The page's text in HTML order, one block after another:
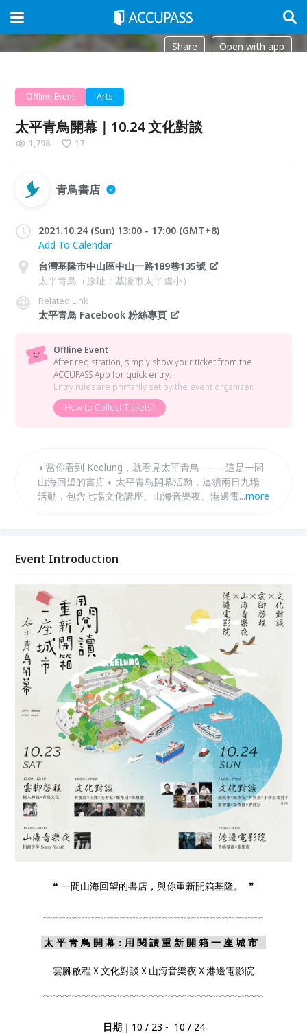
Share Open with app
Offline Event Arts
太平青鳥開幕｜10.24 文化對談
1,798 17
青鳥書店
2021.10.24 (Sun) 13:00 - 17:00 (GMT+8)
Add To Calendar
台灣基隆市中山區中山一路189巷135號
太平青鳥（原址：基隆市太平國小）
Related Link
太平青鳥 Facebook 粉絲專頁
Offline Event
After registration, simply show your ticket from the
ACCUPASS App for quick entry.
Entry rules are primarily set by the event organizer.
How to Collect Tickets?
◑ 當你看到 Keelung，就看見太平青鳥 —— 這是一間
山海回望的書店​​​ ◐ 太平青鳥開幕活動，連續兩日九場
活動，包含七場文化講座、山海音樂夜、港邊電影院，
...more
Event Introduction
❝ 一間山海回望的書店，與你重新開箱基隆。 ❞
﹏﹏﹏﹏﹏﹏﹏﹏﹏﹏﹏﹏​​﹏﹏﹏﹏﹏﹏​​﹏﹏﹏﹏﹏
太 平 青 鳥 開 幕：用 閱 讀 重 新 開 箱 一 座 城 市
雲腳啟程Ｘ文化對談Ｘ山海音樂夜Ｘ港邊電影院
﹋﹋﹋﹋﹋﹋﹋﹋﹋﹋﹋​​​﹋﹋﹋﹋﹋﹋​​​﹋﹋﹋﹋﹋﹋
日期｜10 / 23 - 10 / 24